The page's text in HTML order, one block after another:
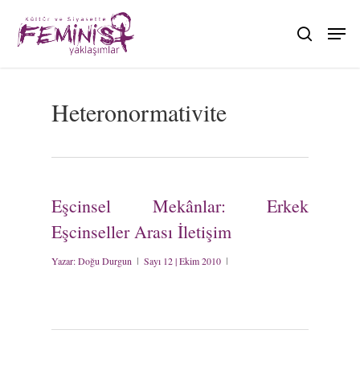
main
search
Heteronormativite
Eşcinsel Mekânlar: Erkek
Eşcinseller Arası İletişim
Yazar:Doğu Durgun Sayı 12 | Ekim 2010